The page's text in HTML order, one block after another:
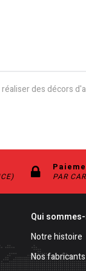
des décors
PAR
Qui
Notre histoire
Nos fabricants